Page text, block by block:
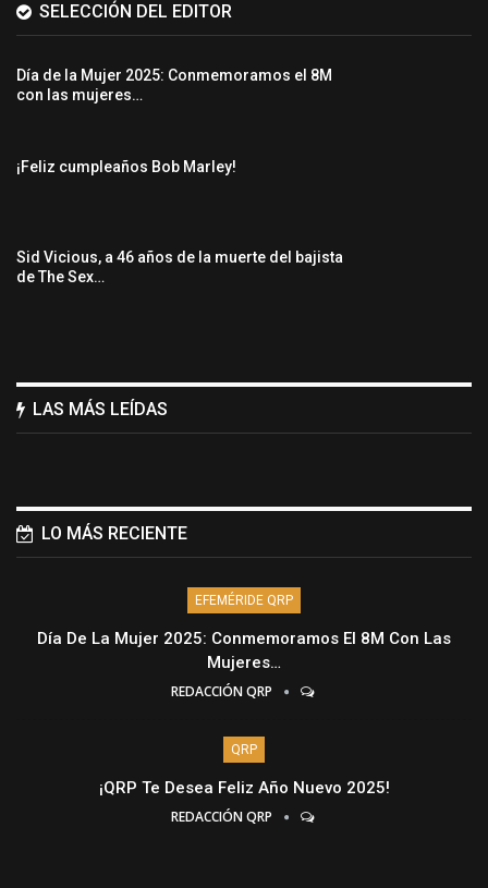
SELECCIÓN DEL EDITOR
Día de la Mujer 2025: Conmemoramos el 8M
con las mujeres…
¡Feliz cumpleaños Bob Marley!
Sid Vicious, a 46 años de la muerte del bajista
de The Sex…
LAS MÁS LEÍDAS
LO MÁS RECIENTE
EFEMÉRIDE QRP
Día De La Mujer 2025: Conmemoramos El 8M Con Las
Mujeres…
REDACCIÓN QRP
QRP
¡QRP Te Desea Feliz Año Nuevo 2025!
REDACCIÓN QRP